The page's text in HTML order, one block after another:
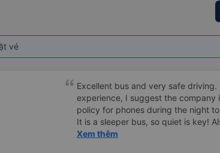
vé
Excellent bus and very safe
experience, I suggest the company
policy for phones during the night
It is a sleeper bus, so quiet is key!
Wi-Fi password clearly inside the
Xem thêm